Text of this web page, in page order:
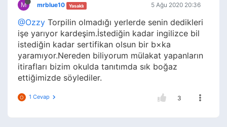
M mrblue10 Yasaklı 5 Ağu 2020 20:36
@Ozzy Torpilin olmadığı yerlerde senin dedikleri
işe yarıyor kardeşim.İstediğin kadar ingilizce bil
istediğin kadar sertifikan olsun bir b×ka
yaramıyor.Nereden biliyorum mülakat yapanların
itirafları bizim okulda tanıtımda sık boğaz
ettiğimizde söylediler.
O 1 Cevap 3